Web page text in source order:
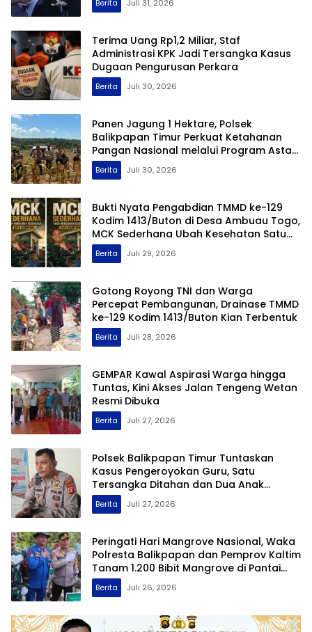
Berita Juli 31, 2026
Terima Uang Rp1,2 Miliar, Staf
Administrasi KPK Jadi Tersangka Kasus
Dugaan Pengurusan Perkara
Berita Juli 30, 2026
Panen Jagung 1 Hektare, Polsek
Balikpapan Timur Perkuat Ketahanan
Pangan Nasional melalui Program Asta
Cita
Berita Juli 30, 2026
Bukti Nyata Pengabdian TMMD ke-129
Kodim 1413/Buton di Desa Ambuau Togo,
MCK Sederhana Ubah Kesehatan Satu
Kampung
Berita Juli 29, 2026
Gotong Royong TNI dan Warga
Percepat Pembangunan, Drainase TMMD
ke-129 Kodim 1413/Buton Kian Terbentuk
Berita Juli 28, 2026
GEMPAR Kawal Aspirasi Warga hingga
Tuntas, Kini Akses Jalan Tengeng Wetan
Resmi Dibuka
Berita Juli 27, 2026
Polsek Balikpapan Timur Tuntaskan
Kasus Pengeroyokan Guru, Satu
Tersangka Ditahan dan Dua Anak
Berhadapan dengan Hukum Wajib Lapor
Berita Juli 27, 2026
Peringati Hari Mangrove Nasional, Waka
Polresta Balikpapan dan Pemprov Kaltim
Tanam 1.200 Bibit Mangrove di Pantai
Lamaru
Berita Juli 26, 2026